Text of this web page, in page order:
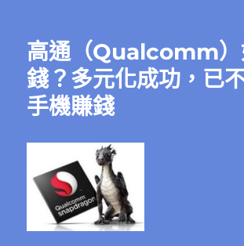
高通（Qualcomm）
錢？多元化成功，已
手機賺錢